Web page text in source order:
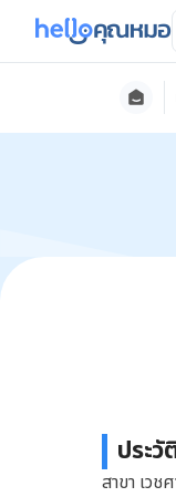
ประ
สาขา เว